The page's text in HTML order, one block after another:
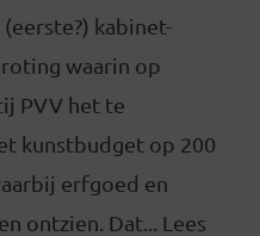
kabinet-
waarin op
PVV het te
kunstbudget op 200
erfgoed en
ontzien. Dat... Lees